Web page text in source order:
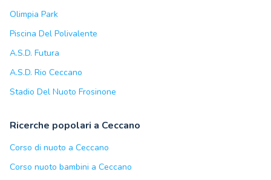
Olimpia Park
Piscina Del Polivalente
A.S.D. Futura
A.S.D. Rio Ceccano
Stadio Del Nuoto Frosinone
Ricerche popolari a Ceccano
Corso di nuoto a Ceccano
Corso nuoto bambini a Ceccano